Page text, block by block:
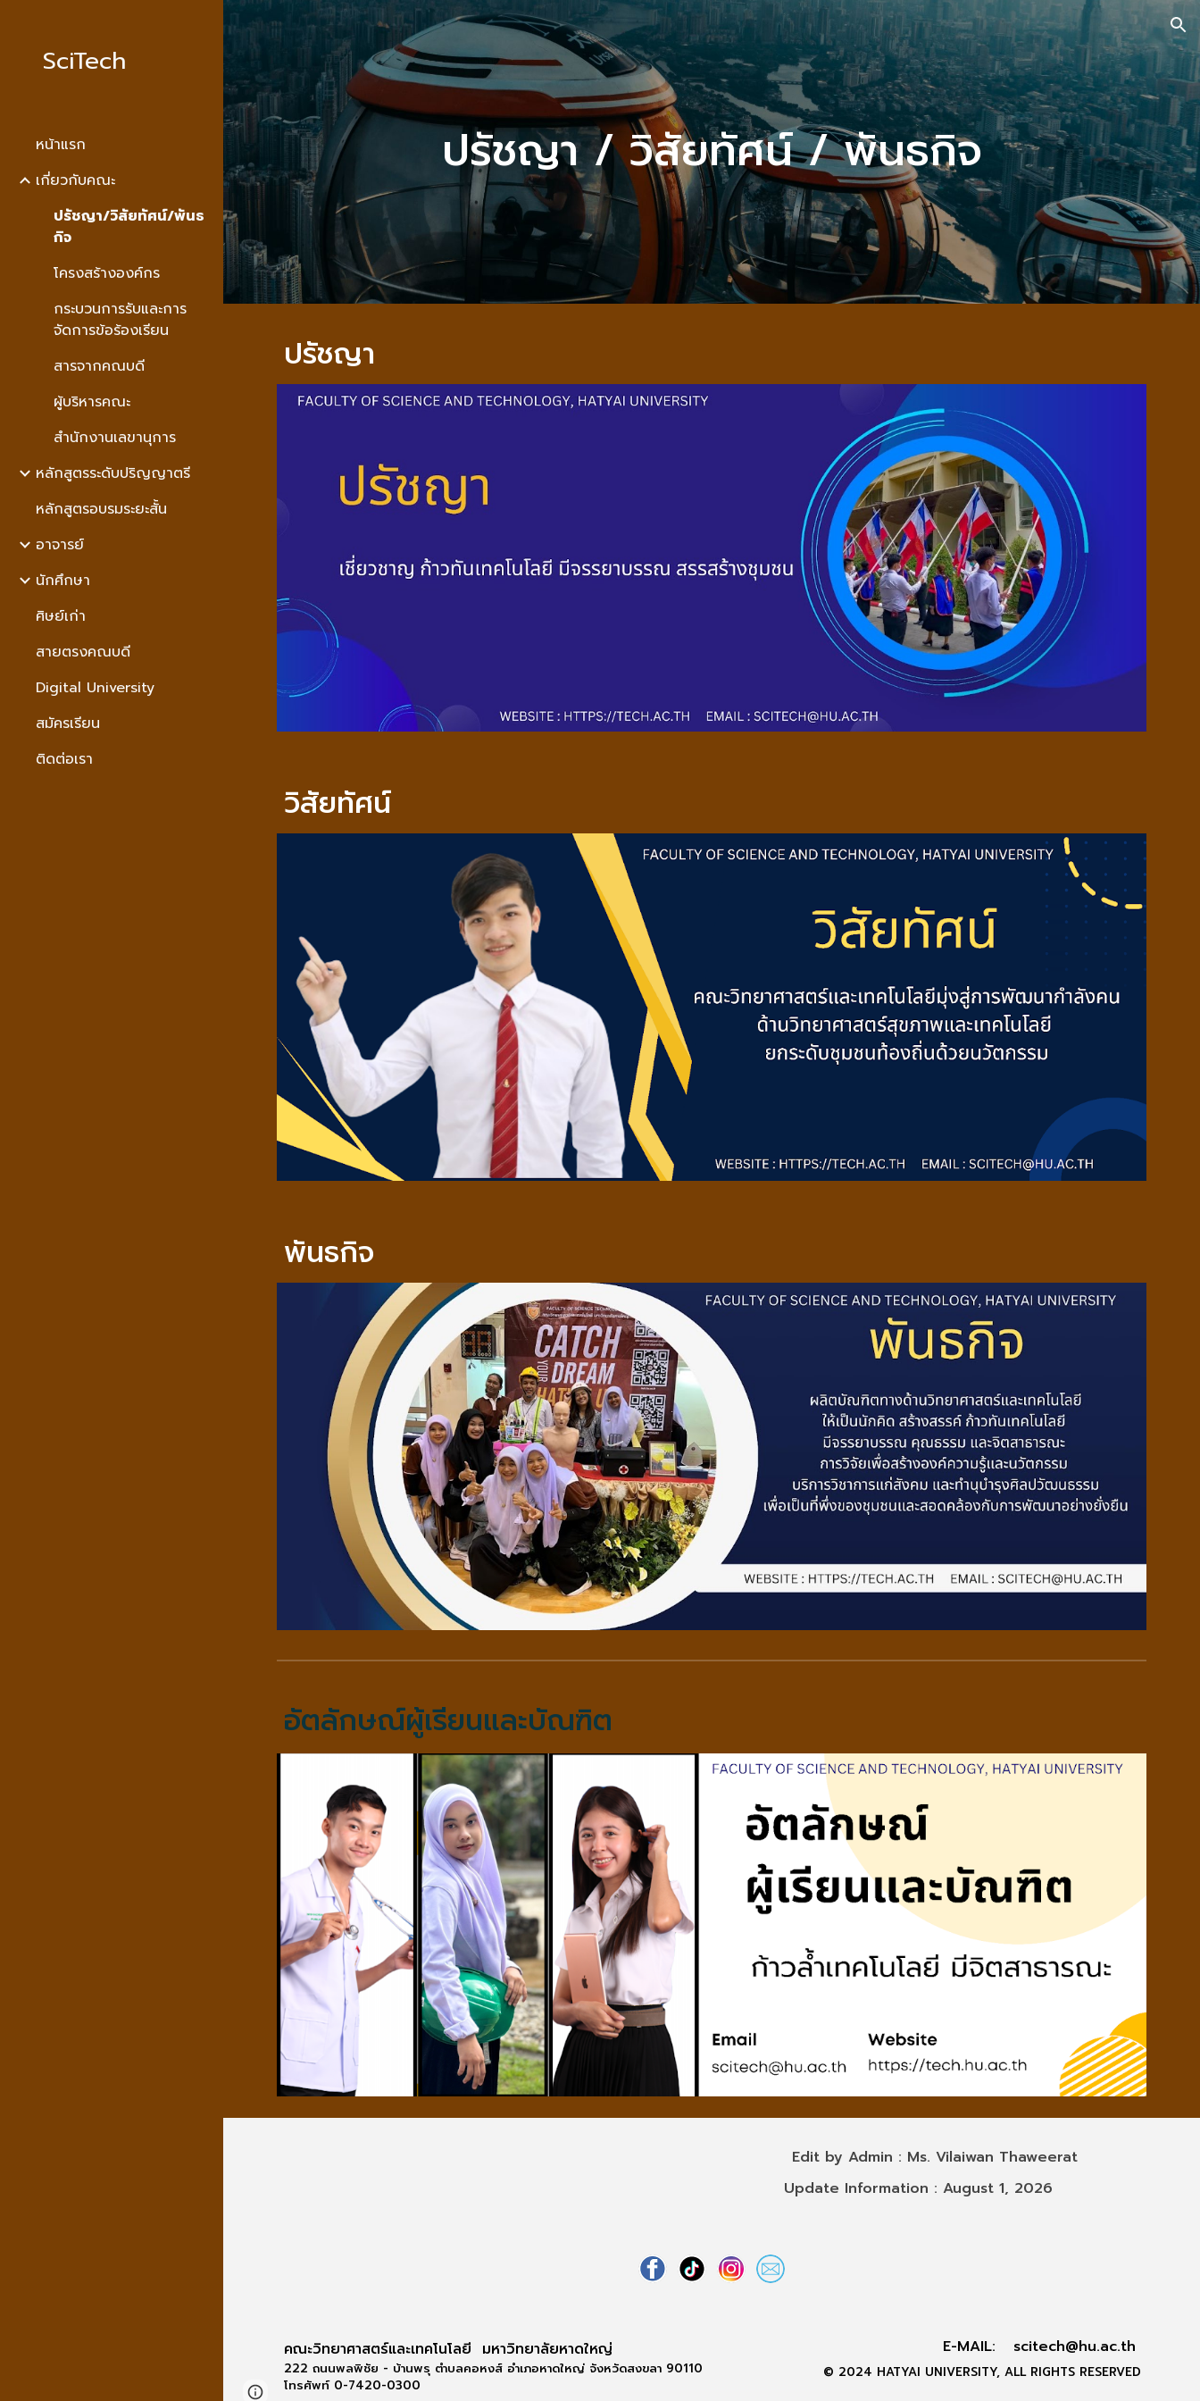
Skip to main content Skip to navigation
SciTech
หน้าแรก
เกี่ยวกับคณะ
ปรัชญา/วิสัยทัศน์/พันธ
กิจ
โครงสร้างองค์กร
กระบวนการรับและการ
จัดการข้อร้องเรียน
สารจากคณบดี
ผู้บริหารคณะ
สำนักงานเลขานุการ
หลักสูตรระดับปริญญาตรี
หลักสูตรอบรมระยะสั้่น
อาจารย์
นักศึกษา
ศิษย์เก่า
สายตรงคณบดี
Digital University
สมัครเรียน
ติดต่อเรา
ปรัชญา / วิสัยทัศน์ / พันธกิจ
ปรัชญา
วิสัยทัศน์
พันธกิจ
อัตลักษณ์ผู้เรียนและบัณฑิต
Edit by Admin : Ms. Vilaiwan Thaweerat
Update Information : August 1, 2026
คณะวิทยาศาสตร์และเทคโนโลยี มหาวิทยาลัยหาดใหญ่
222 ถนนพลพิชัย - บ้านพรุ ตำบลคอหงส์ อำเภอหาดใหญ่ จังหวัดสงขลา 90110
โทรศัพท์ 0-7420-0300
E-MAIL: scitech@hu.ac.th
© 2024 HATYAI UNIVERSITY, ALL RIGHTS RESERVED
Report abuse